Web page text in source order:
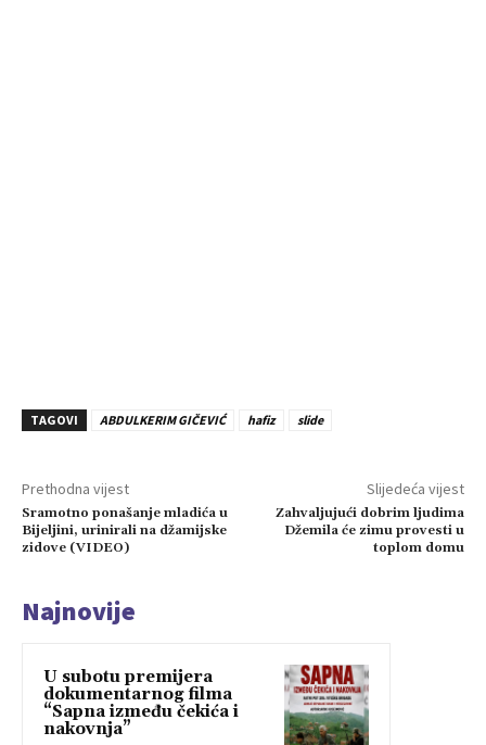
TAGOVI ABDULKERIM GIČEVIĆ hafiz slide
Prethodna vijest
Sramotno ponašanje mladića u
Bijeljini, urinirali na džamijske
zidove (VIDEO)
Slijedeća vijest
Zahvaljujući dobrim ljudima
Džemila će zimu provesti u
toplom domu
Najnovije
U subotu premijera
dokumentarnog filma
“Sapna između čekića i
nakovnja”